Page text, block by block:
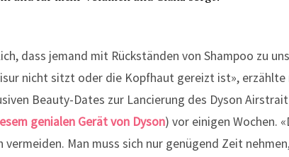
dass jemand mit Rückständen von Shampoo zu
nicht sitzt oder die Kopfhaut gereizt ist», erzählte
Beauty-Dates zur Lancierung des Dyson
genialen Gerät von Dyson) vor einigen Wochen.
vermeiden. Man muss sich nur genügend Zeit